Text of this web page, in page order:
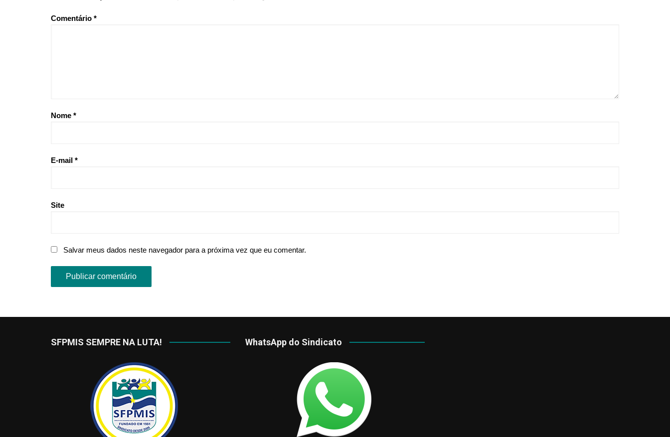
Comentário *
Nome *
E-mail *
Site
Salvar meus dados neste navegador para a próxima vez que eu comentar.
SFPMIS SEMPRE NA LUTA! WhatsApp do Sindicato